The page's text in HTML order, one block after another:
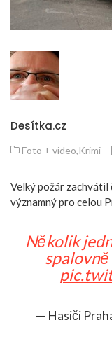
Desítka.cz
Foto + video,Krimi |
Velký požár
významný pro celou
Několik
spalovně
— Hasiči